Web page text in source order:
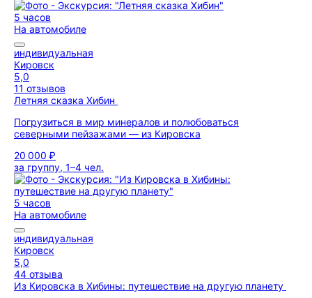
5 часов
На автомобиле
индивидуальная
Кировск
5,0
11 отзывов
Летняя сказка Хибин
Погрузиться в мир минералов и полюбоваться
северными пейзажами — из Кировска
20 000 ₽
за группу, 1–4 чел.
5 часов
На автомобиле
индивидуальная
Кировск
5,0
44 отзыва
Из Кировска в Хибины: путешествие на другую планету